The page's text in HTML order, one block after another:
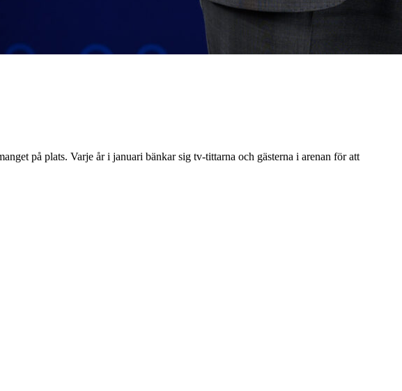
på plats. Varje år i januari bänkar sig tv-tittarna och gästerna i arenan för att